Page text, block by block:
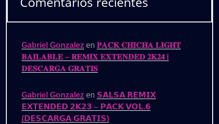
Gabriel Gonzalez en 𝐏𝐀𝐂𝐊 𝐂𝐇𝐈𝐂𝐇𝐀 𝐋𝐈𝐆𝐇𝐓
𝐁𝐀𝐈𝐋𝐀𝐁𝐋𝐄 – 𝐑𝐄𝐌𝐈𝐗 𝐄𝐗𝐓𝐄𝐍𝐃𝐄𝐃 𝟐𝐊𝟐𝟒 |
𝐃𝐄𝐒𝐂𝐀𝐑𝐆𝐀 𝐆𝐑𝐀𝐓𝐈𝐒
Gabriel Gonzalez en 𝗦𝗔𝗟𝗦𝗔 𝗥𝗘𝗠𝗜𝗫
𝗘𝗫𝗧𝗘𝗡𝗗𝗘𝗗 𝟮𝗞𝟮𝟯 – 𝗣𝗔𝗖𝗞 𝗩𝗢𝗟.𝟲
(𝗗𝗘𝗦𝗖𝗔𝗥𝗚𝗔 𝗚𝗥𝗔𝗧𝗜𝗦)